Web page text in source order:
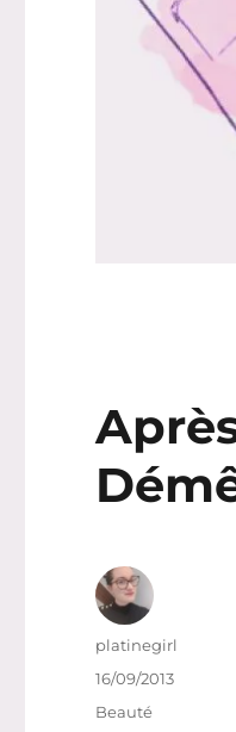
Auteur
platinegirl
Publié
16/09/2013
Catégories
Beauté